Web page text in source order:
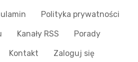
Polityka prywatności
Kanały RSS Porady
Kontakt Zaloguj się